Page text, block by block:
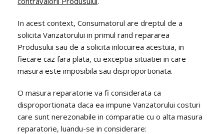
In acest context, Consumatorul are dreptul de a
solicita Vanzatorului in primul rand repararea
Produsului sau de a solicita inlocuirea acestuia, in
fiecare caz fara plata, cu exceptia situatiei in care
masura este imposibila sau disproportionata.
O masura reparatorie va fi considerata ca
disproportionata daca ea impune Vanzatorului costuri
care sunt nerezonabile in comparatie cu o alta masura
reparatorie, luandu-se in considerare: